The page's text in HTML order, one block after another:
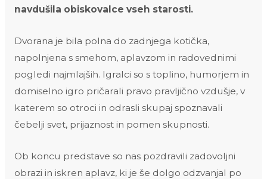
navdušila obiskovalce vseh starosti.
Dvorana je bila polna do zadnjega kotička,
napolnjena s smehom, aplavzom in radovednimi
pogledi najmlajših. Igralci so s toplino, humorjem in
domiselno igro pričarali pravo pravljično vzdušje, v
katerem so otroci in odrasli skupaj spoznavali
čebelji svet, prijaznost in pomen skupnosti.
Ob koncu predstave so nas pozdravili zadovoljni
obrazi in iskren aplavz, ki je še dolgo odzvanjal po